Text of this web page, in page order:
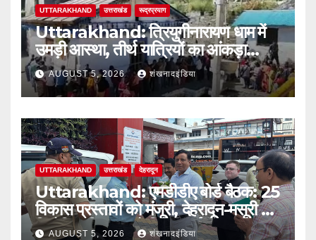
UTTARAKHAND उत्तराखंड रूद्रप्रयाग
Uttarakhand: त्रियुगीनारायण धाम में
उमड़ी आस्था, तीर्थ यात्रियों का आंकड़ा
2.32 लाख के पार
AUGUST 5, 2026 शंखनादइंडिया
UTTARAKHAND उत्तराखंड देहरादून
Uttarakhand: एमडीडीए बोर्ड बैठक: 25
विकास प्रस्तावों को मंजूरी, देहरादून-मसूरी में
नियोजित विकास को मिलेगी नई रफ्तार
AUGUST 5, 2026 शंखनादइंडिया